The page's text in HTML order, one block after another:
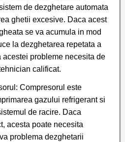
de dezghetare automata
ghetii excesive. Daca acest
se va acumula in mod
la dezghetarea repetata a
probleme necesita de
calificat.
Compresorul este
gazului refrigerant si
de racire. Daca
acesta poate necesita
problema dezghetarii